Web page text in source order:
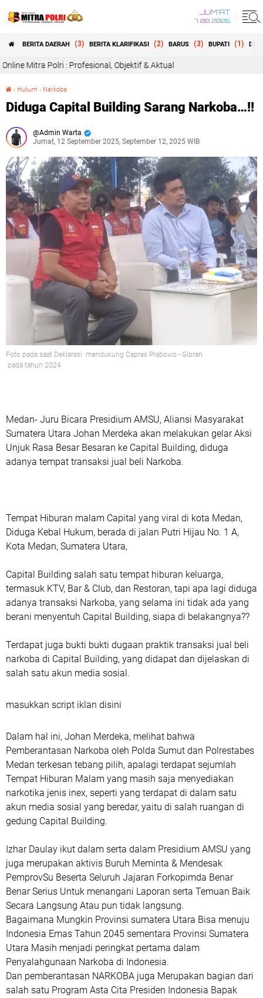
JUM'AT
7 08 2026
BERITA DAERAH (3) BERITA KLARIFIKASI (2) BARUS (3) BUPATI (1)
: Profesional, Objektif & Aktual
› Hukum › Narkoba
Diduga Capital Building Sarang Narkoba…!!
Admin Warta
Jumat, 12 September 2025, September 12, 2025 WIB
Foto pada saat Deklarasi mendukung Capres Prabowo - Gibran
pada tahun 2024
Medan- Juru Bicara Presidium AMSU, Aliansi Masyarakat
Sumatera Utara Johan Merdeka akan melakukan gelar Aksi
Unjuk Rasa Besar Besaran ke Capital Building, diduga
adanya tempat transaksi jual beli Narkoba.
Tempat Hiburan malam Capital yang viral di kota Medan,
Diduga Kebal Hukum, berada di jalan Putri Hijau No. 1 A,
Kota Medan, Sumatera Utara,
Capital Building salah satu tempat hiburan keluarga,
termasuk KTV, Bar & Club, dan Restoran, tapi apa lagi diduga
adanya transaksi Narkoba, yang selama ini tidak ada yang
berani menyentuh Capital Building, siapa di belakangnya??
Terdapat juga bukti bukti dugaan praktik transaksi jual beli
narkoba di Capital Building, yang didapat dan dijelaskan di
salah satu akun media sosial.
masukkan script iklan disini
Dalam hal ini, Johan Merdeka, melihat bahwa
Pemberantasan Narkoba oleh Polda Sumut dan Polrestabes
Medan terkesan tebang pilih, apalagi terdapat sejumlah
Tempat Hiburan Malam yang masih saja menyediakan
narkotika jenis inex, seperti yang terdapat di dalam satu
akun media sosial yang beredar, yaitu di salah ruangan di
gedung Capital Building.
Izhar Daulay ikut dalam serta dalam Presidium AMSU yang
juga merupakan aktivis Buruh Meminta & Mendesak
PemprovSu Beserta Seluruh Jajaran Forkopimda Benar
Benar Serius Untuk menangani Laporan serta Temuan Baik
Secara Langsung Atau pun tidak langsung.
Bagaimana Mungkin Provinsi sumatera Utara Bisa menuju
Indonesia Emas Tahun 2045 sementara Provinsi Sumatera
Utara Masih menjadi peringkat pertama dalam
Penyalahgunaan Narkoba di Indonesia.
Dan pemberantasan NARKOBA juga Merupakan bagian dari
salah satu Program Asta Cita Presiden Indonesia Bapak